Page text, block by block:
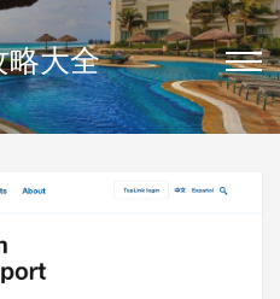
略大全